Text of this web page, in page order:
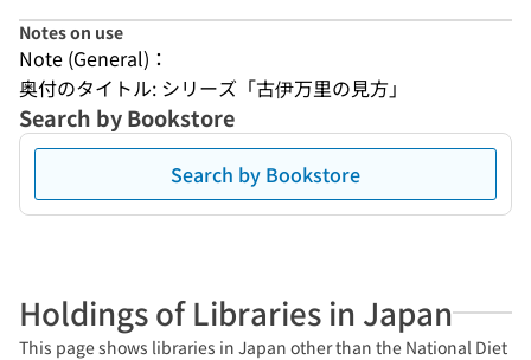
Notes on use
Note (General)：
奥付のタイトル: シリーズ「古伊万里の見方」
Search by Bookstore
Search by Bookstore
Holdings of Libraries in Japan
This page shows libraries in Japan other than the National Diet